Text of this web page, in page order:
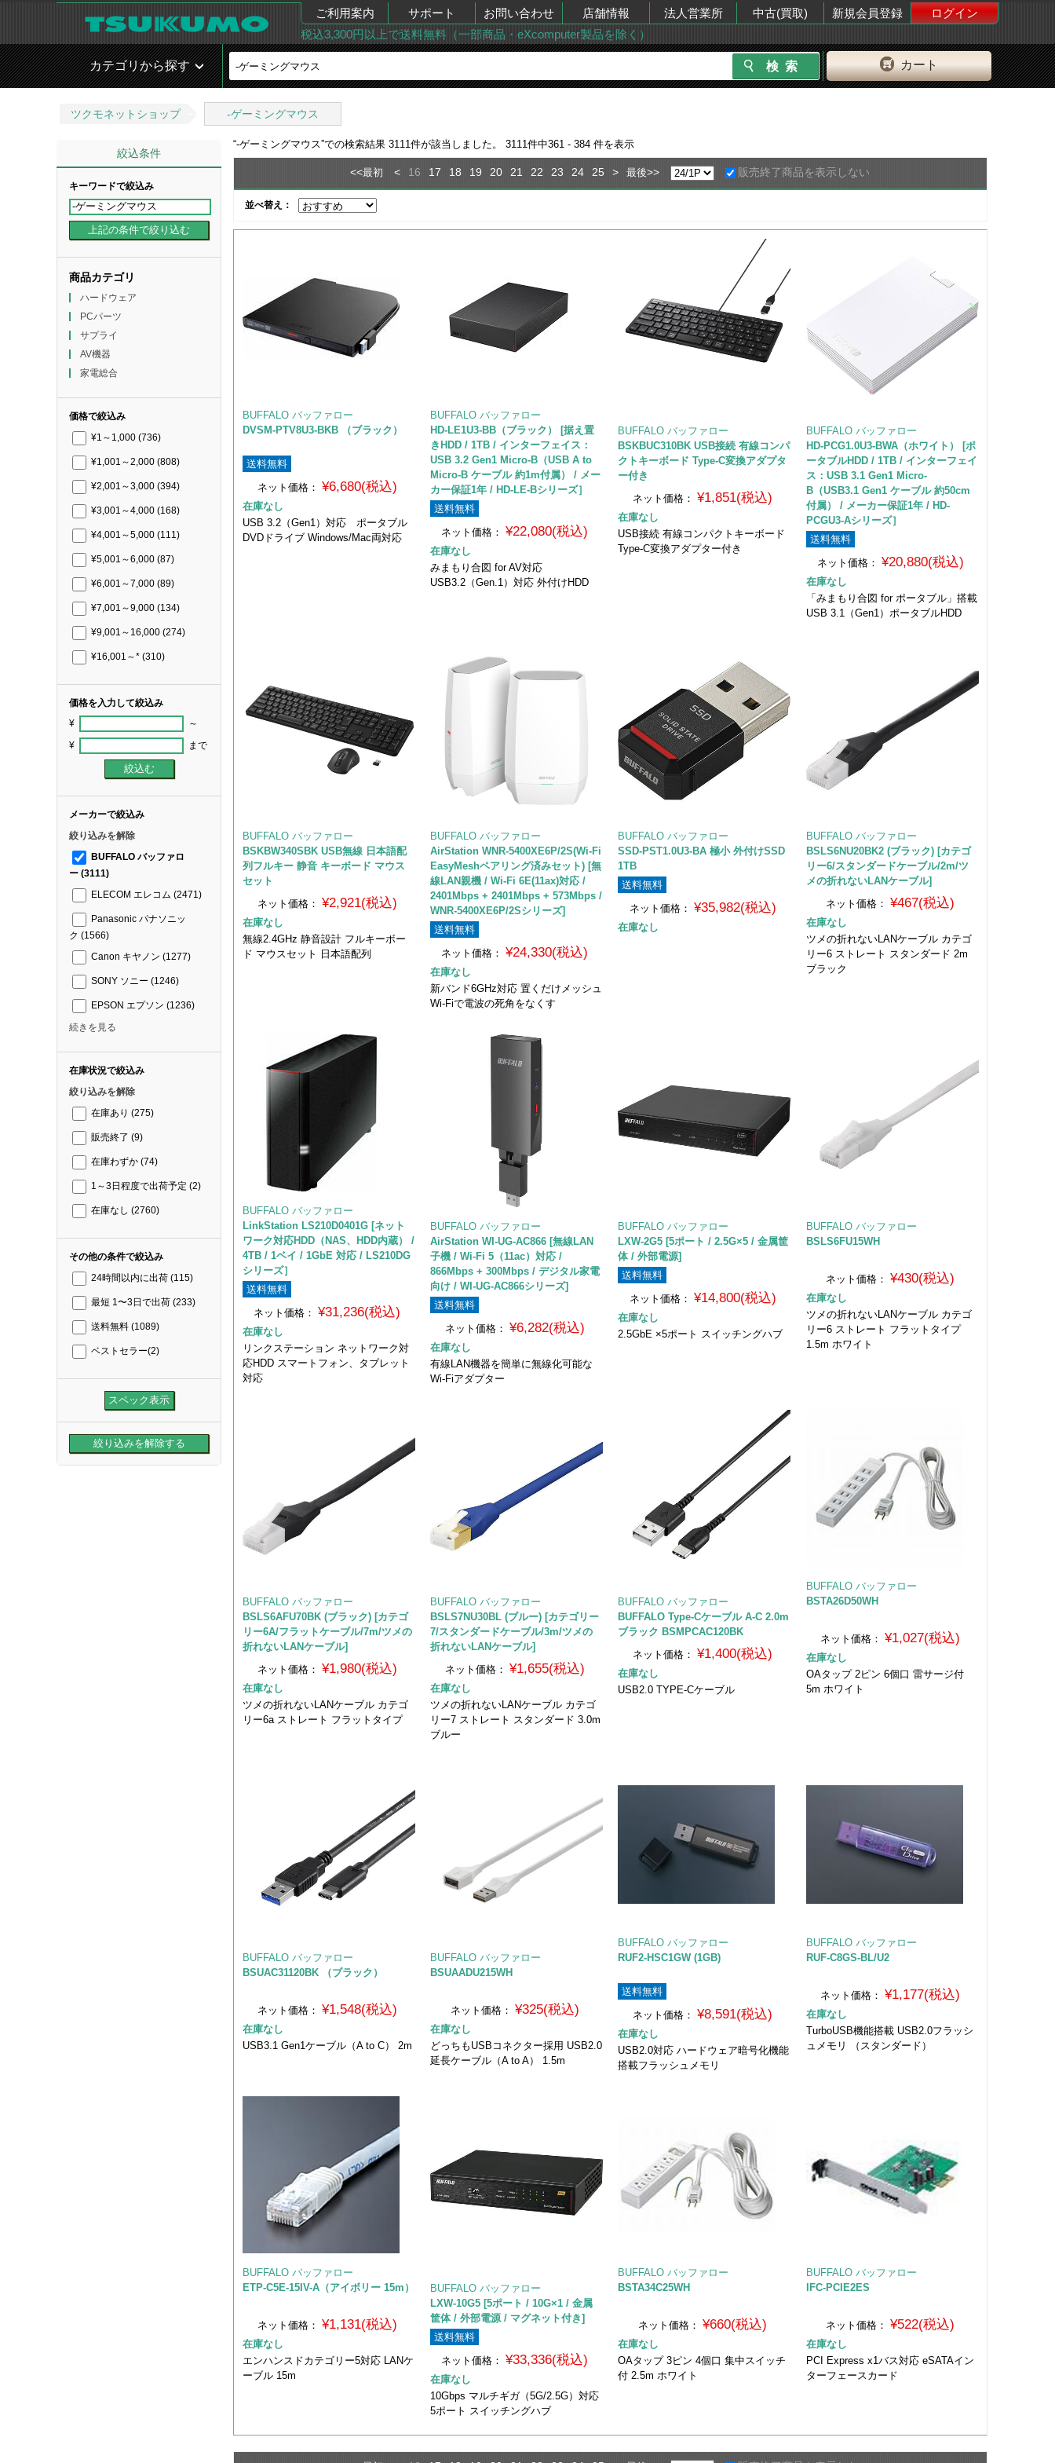
ご利用案内 サポート お問い合わせ 店舗情報 法人営業所 中古(買取) 新規会員登録
ログイン
税込3,300円以上で送料無料（一部商品・eXcomputer製品を除く）
カート
カテゴリから探す
ツクモネットショップ -ゲーミングマウス
絞込条件
キーワードで絞込み
商品カテゴリ
ハードウェア
PCパーツ
サプライ
AV機器
家電総合
価格で絞込み
¥1～1,000 (736)
¥1,001～2,000 (808)
¥2,001～3,000 (394)
¥3,001～4,000 (168)
¥4,001～5,000 (111)
¥5,001～6,000 (87)
¥6,001～7,000 (89)
¥7,001～9,000 (134)
¥9,001～16,000 (274)
¥16,001～* (310)
価格を入力して絞込み
¥ ～
¥ まで
メーカーで絞込み
絞り込みを解除
BUFFALO バッファロ
ー (3111)
ELECOM エレコム (2471)
Panasonic パナソニッ
ク (1566)
Canon キヤノン (1277)
SONY ソニー (1246)
EPSON エプソン (1236)
続きを見る
在庫状況で絞込み
絞り込みを解除
在庫あり (275)
販売終了 (9)
在庫わずか (74)
1～3日程度で出荷予定 (2)
在庫なし (2760)
その他の条件で絞込み
24時間以内に出荷 (115)
最短 1〜3日で出荷 (233)
送料無料 (1089)
ベストセラー(2)
“-ゲーミングマウス”での検索結果 3111 件が該当しました。 3111 件中361 - 384 件を表示
<<最初 < 16 17 18 19 20 21 22 23 24 25 > 最後>> 販売終了商品を表示しない
並べ替え：
BUFFALO バッファロー
DVSM-PTV8U3-BKB （ブラック）
送料無料
ネット価格： ¥6,680(税込)
在庫なし
USB 3.2（Gen1）対応 ポータブル
DVDドライブ Windows/Mac両対応
BUFFALO バッファロー
HD-LE1U3-BB（ブラック） [据え置
きHDD / 1TB / インターフェイス：
USB 3.2 Gen1 Micro-B（USB A to
Micro-B ケーブル 約1m付属） / メー
カー保証1年 / HD-LE-Bシリーズ］
送料無料
ネット価格：
¥22,080(税込)
在庫なし
みまもり合図 for AV対応
USB3.2（Gen.1）対応 外付けHDD
BUFFALO バッファロー
BSKBUC310BK USB接続 有線コンパ
クトキーボード Type-C変換アダプタ
ー付き
ネット価格：
¥1,851(税込)
在庫なし
USB接続 有線コンパクトキーボード
Type-C変換アダプター付き
BUFFALO バッファロー
HD-PCG1.0U3-BWA（ホワイト） [ポ
ータブルHDD / 1TB / インターフェイ
ス：USB 3.1 Gen1 Micro-
B（USB3.1 Gen1 ケーブル 約50cm
付属） / メーカー保証1年 / HD-
PCGU3-Aシリーズ］
送料無料
ネット価格： ¥20,880(税込)
在庫なし
「みまもり合図 for ポータブル」搭載
USB 3.1（Gen1）ポータブルHDD
BUFFALO バッファロー
BSKBW340SBK USB無線 日本語配
列フルキー 静音 キーボード マウス
セット
ネット価格： ¥2,921(税込)
在庫なし
無線2.4GHz 静音設計 フルキーボー
ド マウスセット 日本語配列
BUFFALO バッファロー
AirStation WNR-5400XE6P/2S(Wi-Fi
EasyMeshペアリング済みセット) [無
線LAN親機 / Wi-Fi 6E(11ax)対応 /
2401Mbps + 2401Mbps + 573Mbps /
WNR-5400XE6P/2Sシリーズ]
送料無料
ネット価格：
¥24,330(税込)
在庫なし
新バンド6GHz対応 置くだけメッシュ
Wi-Fiで電波の死角をなくす
BUFFALO バッファロー
SSD-PST1.0U3-BA 極小 外付けSSD
1TB
送料無料
ネット価格： ¥35,982(税込)
在庫なし
BUFFALO バッファロー
BSLS6NU20BK2 (ブラック) [カテゴ
リー6/スタンダードケーブル/2m/ツ
メの折れないLANケーブル]
ネット価格：
¥467(税込)
在庫なし
ツメの折れないLANケーブル カテゴ
リー6 ストレート スタンダード 2m
ブラック
BUFFALO バッファロー
LinkStation LS210D0401G [ネット
ワーク対応HDD（NAS、HDD内蔵） /
4TB / 1ベイ / 1GbE 対応 / LS210DG
シリーズ］
送料無料
ネット価格：
¥31,236(税込)
在庫なし
リンクステーション ネットワーク対
応HDD スマートフォン、タブレット
対応
BUFFALO バッファロー
AirStation WI-UG-AC866 [無線LAN
子機 / Wi-Fi 5（11ac）対応 /
866Mbps + 300Mbps / デジタル家電
向け / WI-UG-AC866シリーズ]
送料無料
ネット価格： ¥6,282(税込)
在庫なし
有線LAN機器を簡単に無線化可能な
Wi-Fiアダプター
BUFFALO バッファロー
LXW-2G5 [5ポート / 2.5G×5 / 金属筐
体 / 外部電源]
送料無料
ネット価格： ¥14,800(税込)
在庫なし
2.5GbE ×5ポート スイッチングハブ
BUFFALO バッファロー
BSLS6FU15WH
ネット価格： ¥430(税込)
在庫なし
ツメの折れないLANケーブル カテゴ
リー6 ストレート フラットタイプ
1.5m ホワイト
BUFFALO バッファロー
BSLS6AFU70BK (ブラック) [カテゴ
リー6A/フラットケーブル/7m/ツメの
折れないLANケーブル]
ネット価格： ¥1,980(税込)
在庫なし
ツメの折れないLANケーブル カテゴ
リー6a ストレート フラットタイプ
BUFFALO バッファロー
BSLS7NU30BL (ブルー) [カテゴリー
7/スタンダードケーブル/3m/ツメの
折れないLANケーブル]
ネット価格： ¥1,655(税込)
在庫なし
ツメの折れないLANケーブル カテゴ
リー7 ストレート スタンダード 3.0m
ブルー
BUFFALO バッファロー
BUFFALO Type-Cケーブル A-C 2.0m
ブラック BSMPCAC120BK
ネット価格：
¥1,400(税込)
在庫なし
USB2.0 TYPE-Cケーブル
BUFFALO バッファロー
BSTA26D50WH
ネット価格： ¥1,027(税込)
在庫なし
OAタップ 2ピン 6個口 雷サージ付
5m ホワイト
BUFFALO バッファロー
BSUAC31120BK （ブラック）
ネット価格： ¥1,548(税込)
在庫なし
USB3.1 Gen1ケーブル（A to C） 2m
BUFFALO バッファロー
BSUAADU215WH
ネット価格： ¥325(税込)
在庫なし
どっちもUSBコネクター採用 USB2.0
延長ケーブル（A to A） 1.5m
BUFFALO バッファロー
RUF2-HSC1GW (1GB)
送料無料
ネット価格：
¥8,591(税込)
在庫なし
USB2.0対応 ハードウェア暗号化機能
搭載フラッシュメモリ
BUFFALO バッファロー
RUF-C8GS-BL/U2
ネット価格： ¥1,177(税込)
在庫なし
TurboUSB機能搭載 USB2.0フラッシ
ュメモリ （スタンダード）
BUFFALO バッファロー
ETP-C5E-15IV-A（アイボリー 15m）
ネット価格： ¥1,131(税込)
在庫なし
エンハンスドカテゴリー5対応 LANケ
ーブル 15m
BUFFALO バッファロー
LXW-10G5 [5ポート / 10G×1 / 金属
筐体 / 外部電源 / マグネット付き]
送料無料
ネット価格：
¥33,336(税込)
在庫なし
10Gbps マルチギガ（5G/2.5G）対応
5ポート スイッチングハブ
BUFFALO バッファロー
BSTA34C25WH
ネット価格： ¥660(税込)
在庫なし
OAタップ 3ピン 4個口 集中スイッチ
付 2.5m ホワイト
BUFFALO バッファロー
IFC-PCIE2ES
ネット価格： ¥522(税込)
在庫なし
PCI Express x1バス対応 eSATAイン
ターフェースカード